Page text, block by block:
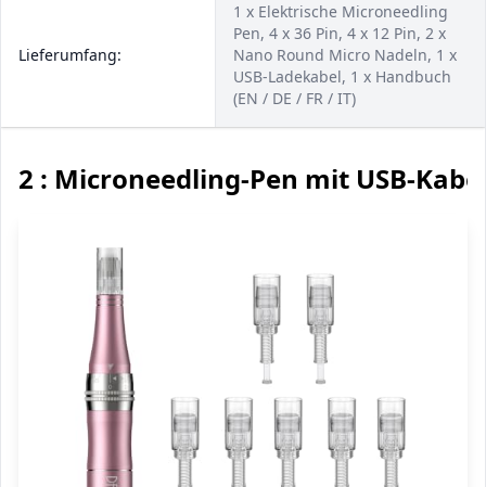
Lieferumfang:
1 x Elektrische Microneedling
Pen, 4 x 36 Pin, 4 x 12 Pin, 2 x
Nano Round Micro Nadeln, 1 x
USB-Ladekabel, 1 x Handbuch
(EN / DE / FR / IT)
2 : Microneedling-Pen mit USB-